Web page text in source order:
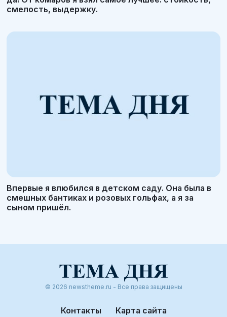
смелость, выдержку.
Впервые я влюбился в детском саду. Она была в
смешных бантиках и розовых гольфах, а я за
сыном пришёл.
© 2026 newstheme.ru - Все права защищены
Контакты Карта сайта